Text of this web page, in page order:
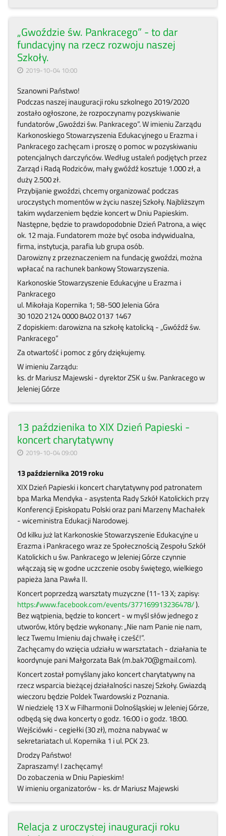
„Gwoździe św. Pankracego” - to dar
fundacyjny na rzecz rozwoju naszej
Szkoły.
2019-10-04 10:00
Szanowni Państwo!
Podczas naszej inauguracji roku szkolnego 2019/2020
zostało ogłoszone, że rozpoczynamy pozyskiwanie
fundatorów „Gwoździ św. Pankracego”. W imieniu Zarządu
Karkonoskiego Stowarzyszenia Edukacyjnego u Erazma i
Pankracego zachęcam i proszę o pomoc w pozyskiwaniu
potencjalnych darczyńców. Według ustaleń podjętych przez
Zarząd i Radą Rodziców, mały gwóźdź kosztuje 1.000 zł, a
duży 2.500 zł.
Przybijanie gwoździ, chcemy organizować podczas
uroczystych momentów w życiu naszej Szkoły. Najbliższym
takim wydarzeniem będzie koncert w Dniu Papieskim.
Następne, będzie to prawdopodobnie Dzień Patrona, a więc
ok. 12 maja. Fundatorem może być osoba indywidualna,
firma, instytucja, parafia lub grupa osób.
Darowizny z przeznaczeniem na fundację gwoździ, można
wpłacać na rachunek bankowy Stowarzyszenia.
Karkonoskie Stowarzyszenie Edukacyjne u Erazma i
Pankracego
ul. Mikołaja Kopernika 1; 58-500 Jelenia Góra
30 1020 2124 0000 8402 0137 1467
Z dopiskiem: darowizna na szkołę katolicką - „Gwóźdź św.
Pankracego”
Za otwartość i pomoc z góry dziękujemy.
W imieniu Zarządu:
ks. dr Mariusz Majewski - dyrektor ZSK u św. Pankracego w
Jeleniej Górze
13 paździenika to XIX Dzień Papieski -
koncert charytatywny
2019-10-04 09:00
13 października 2019 roku
XIX Dzień Papieski i koncert charytatywny pod patronatem
bpa Marka Mendyka - asystenta Rady Szkół Katolickich przy
Konferencji Episkopatu Polski oraz pani Marzeny Machałek
- wiceministra Edukacji Narodowej.
Od kilku już lat Karkonoskie Stowarzyszenie Edukacyjne u
Erazma i Pankracego wraz ze Społecznością Zespołu Szkół
Katolickich u św. Pankracego w Jeleniej Górze czynnie
włączają się w godne uczczenie osoby świętego, wielkiego
papieża Jana Pawła II.
Koncert poprzedzą warsztaty muzyczne (11-13 X; zapisy:
https://www.facebook.com/events/377169913236478/).
Bez wątpienia, będzie to koncert - w myśl słów jednego z
utworów, który będzie wykonany: „Nie nam Panie nie nam,
lecz Twemu Imieniu daj chwałę i cześć!”.
Zachęcamy do wzięcia udziału w warsztatach - działania te
koordynuje pani Małgorzata Bak (m.bak70@gmail.com).
Koncert został pomyślany jako koncert charytatywny na
rzecz wsparcia bieżącej działalności naszej Szkoły. Gwiazdą
wieczoru będzie Poldek Twardowski z Poznania.
W niedzielę 13 X w Filharmonii Dolnośląskiej w Jeleniej Górze,
odbędą się dwa koncerty o godz. 16:00 i o godz. 18:00.
Wejściówki - cegiełki (30 zł), można nabywać w
sekretariatach ul. Kopernika 1 i ul. PCK 23.
Drodzy Państwo!
Zapraszamy! I zachęcamy!
Do zobaczenia w Dniu Papieskim!
W imieniu organizatorów - ks. dr Mariusz Majewski
Relacja z uroczystej inauguracji roku